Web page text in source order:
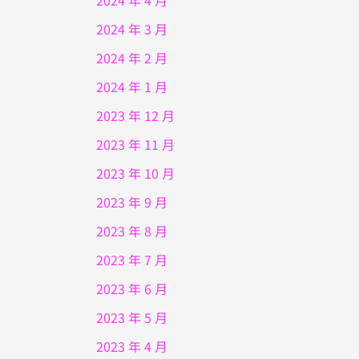
2024 年 3 月
2024 年 2 月
2024 年 1 月
2023 年 12 月
2023 年 11 月
2023 年 10 月
2023 年 9 月
2023 年 8 月
2023 年 7 月
2023 年 6 月
2023 年 5 月
2023 年 4 月